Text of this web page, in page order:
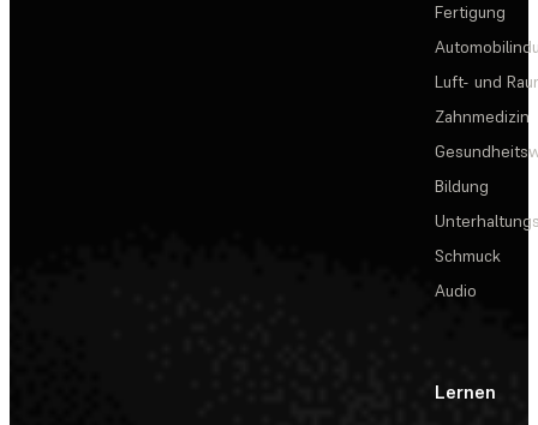
Fertigung
Luft- und
Zahnmedizin
Bildung
Schmuck
Audio
Lernen